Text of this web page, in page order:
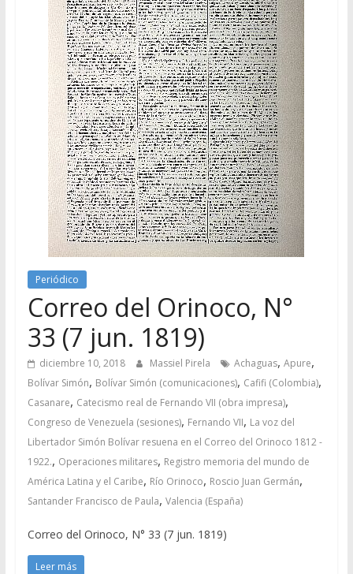
Periódico
Correo del Orinoco, N°
33 (7 jun. 1819)
diciembre 10, 2018 Massiel Pirela Achaguas, Apure,
Bolívar Simón, Bolívar Simón (comunicaciones), Cafifi (Colombia),
Casanare, Catecismo real de Fernando VII (obra impresa),
Congreso de Venezuela (sesiones), Fernando VII, La voz del
Libertador Simón Bolívar resuena en el Correo del Orinoco 1812 -
1922., Operaciones militares, Registro memoria del mundo de
América Latina y el Caribe, Río Orinoco, Roscio Juan Germán,
Santander Francisco de Paula, Valencia (España)
Correo del Orinoco, N° 33 (7 jun. 1819)
Leer más